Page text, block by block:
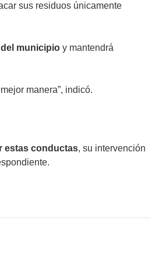
sus residuos únicamente
municipio y mantendrá
manera”, indicó.
estas conductas, su intervención